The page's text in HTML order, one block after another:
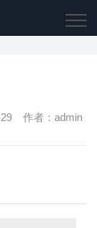
29 作者：admin